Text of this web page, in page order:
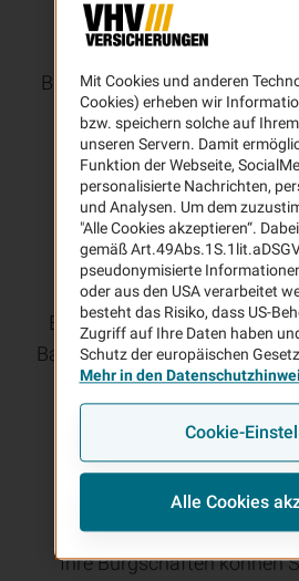
In wenigen Minuten
Kautionsversicherung
Bürgschaftslinien bis 25.000
zudem auf die
Kostengünstig und
VHV Kaution-Start eignet
Bauunternehmen und
Bauleistung sowie
Ihre Bürgschaften können
Mit Cookies und anderen
Cookies) erheben wir
bzw. speichern solche auf
unseren Servern. Damit
Funktion der Webseite,
personalisierte Nachrichten,
und Analysen. Um dem
"Alle Cookies akzeptieren“.
gemäß
pseudonymisierte
oder aus den USA verarbeitet
besteht das Risiko, dass US-
Zugriff auf Ihre Daten haben
Schutz der europäischen
Mehr in den
Cookie-
Alle Cookies